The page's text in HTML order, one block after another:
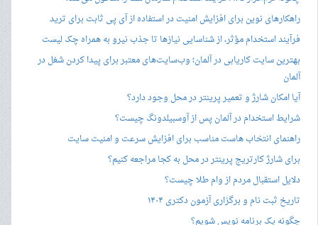
راهکارهای نوین برای افزایش امنیت در استفاده از آی پی ثابت برای ترید
فرآیند استخدام مؤثر، از شناسایی نیازها تا جذب نیرو به همراه چک لیست
بهترین سایت کاریابی در آلمان؛ وب‌سایت‌های معتبر برای پیدا کردن شغل در
آلمان
آیا امکان شارژ و تعمیر پرینتر در محل وجود دارد؟
شرایط استخدام در آلمان پس از آوسبیلدونگ چیست؟
راهنمای انتخاب هاست مناسب برای افزایش سرعت و امنیت سایت
برای شارژ کارتریج پرینتر در محل به کجا مراجعه کنیم؟
دلایل استقبال مردم از وام طلا چیست؟
تاریخ ثبت نام و برگزاری آزمون دکتری ۱۴۰۴
چگونه یک برنامه نویس شویم؟